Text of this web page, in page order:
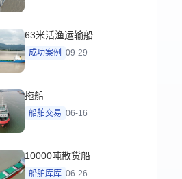
63米活渔运输船
成功案例 09-29
拖船
船舶交易 06-16
10000吨散货船
船舶库库 06-26